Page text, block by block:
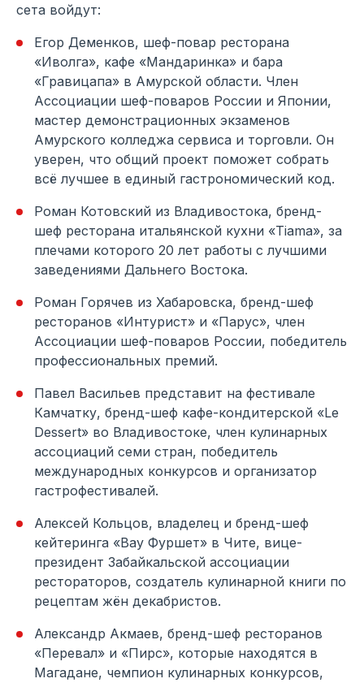
сета войдут:
Егор Деменков, шеф-повар ресторана
«Иволга», кафе «Мандаринка» и бара
«Гравицапа» в Амурской области. Член
Ассоциации шеф-поваров России и Японии,
мастер демонстрационных экзаменов
Амурского колледжа сервиса и торговли. Он
уверен, что общий проект поможет собрать
всё лучшее в единый гастрономический код.
Роман Котовский из Владивостока, бренд-
шеф ресторана итальянской кухни «Tiama», за
плечами которого 20 лет работы с лучшими
заведениями Дальнего Востока.
Роман Горячев из Хабаровска, бренд-шеф
ресторанов «Интурист» и «Парус», член
Ассоциации шеф-поваров России, победитель
профессиональных премий.
Павел Васильев представит на фестивале
Камчатку, бренд-шеф кафе-кондитерской «Le
Dessert» во Владивостоке, член кулинарных
ассоциаций семи стран, победитель
международных конкурсов и организатор
гастрофестивалей.
Алексей Кольцов, владелец и бренд-шеф
кейтеринга «Вау Фуршет» в Чите, вице-
президент Забайкальской ассоциации
рестораторов, создатель кулинарной книги по
рецептам жён декабристов.
Александр Акмаев, бренд-шеф ресторанов
«Перевал» и «Пирс», которые находятся в
Магадане, чемпион кулинарных конкурсов,